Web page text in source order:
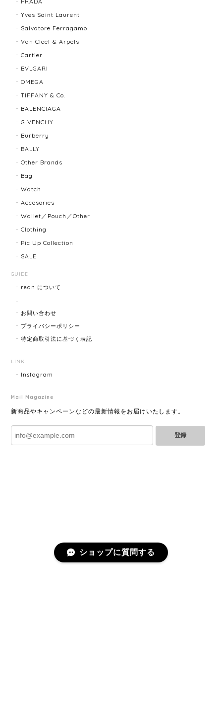
迅速に対応してくださり、ありがとうございます。 品
物の状態も良く、満足しております🥰 また機会があり
ましたらよろしくお願いします！
はぜんぜんわからずとても綺麗で素敵な時計でとても
気にいりました。 いつも迅速な発送と綺麗な商品ばか
りなので安心して購入できます。ありがとうございま
2025/06/28
とても綺麗なお品でした✨ ありがとうございました！
Yves Saint Laurent
Salvatore Ferragamo
Van Cleef & Arpels
Cartier
BVLGARI
OMEGA
TIFFANY & Co.
BALENCIAGA
GIVENCHY
Burberry
BALLY
Other Brands
Bag
Watch
Accesories
Wallet／Pouch／Other
Clothing
Pic Up Collection
SALE
GUIDE
rean について
お問い合わせ
プライバシーポリシー
特定商取引法に基づく表記
LINK
Instagram
Mail Magazine
新商品やキャンペーンなどの最新情報をお届けいたします。
登録
ショップに質問する